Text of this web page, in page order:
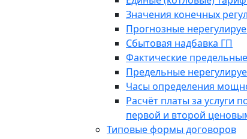
Значения конечных
Прогнозные
Сбытовая надбавка ГП
Фактические
Предельные
Часы определения
Расчёт платы за услуги
первой и второй
Типовые формы договоров